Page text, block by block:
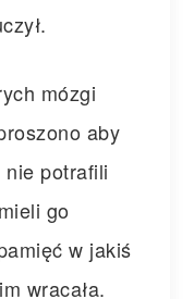
mózgi
aby
potrafili
go
w jakiś
wracała.